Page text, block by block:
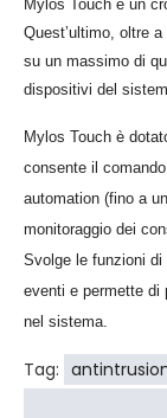
Mylos Touch e un
Quest’ultimo, oltre
su un massimo di
dispositivi del
Mylos Touch è
consente il
automation (fino a
monitoraggio dei
Svolge le funzioni di
eventi e permette di
nel sistema.
Tag: